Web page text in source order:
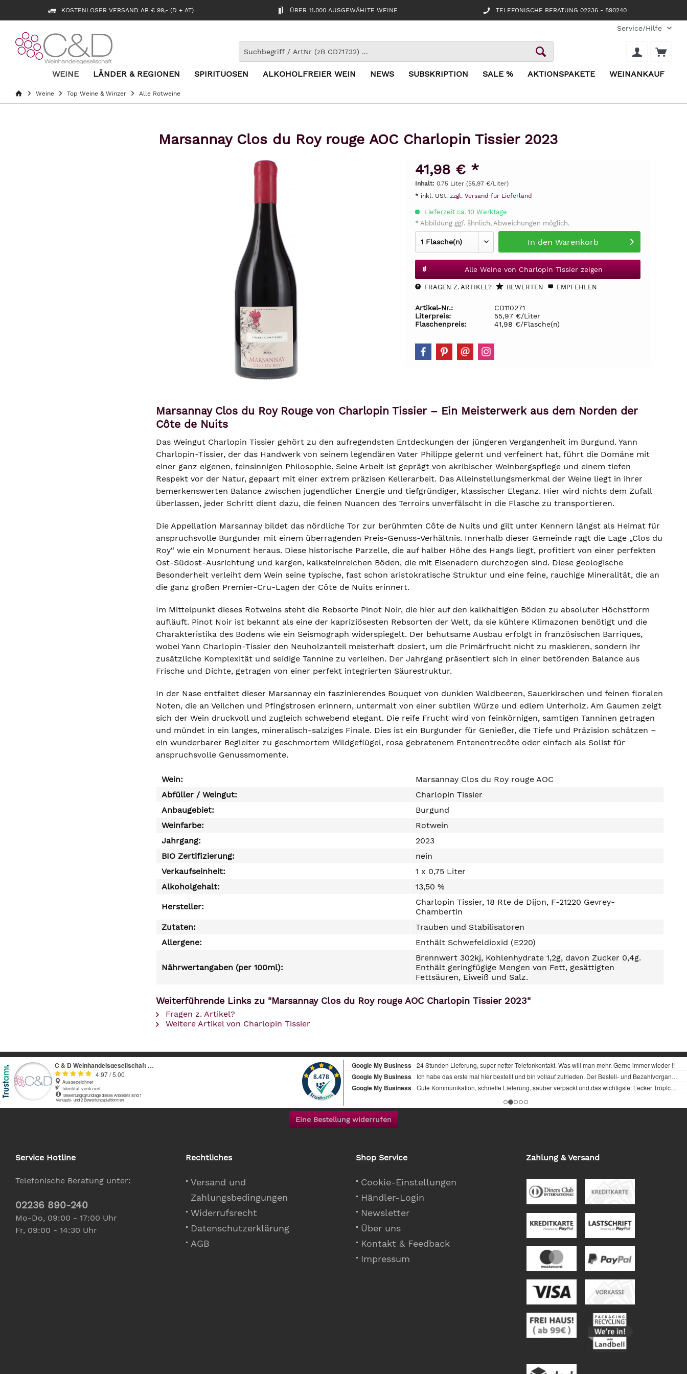
KOSTENLOSER VERSAND AB € 99,- (D + AT) ÜBER 11.000 AUSGEWÄHLTE WEINE TELEFONISCHE BERATUNG 02236 - 890240
Service/Hilfe
WEINE LÄNDER & REGIONEN SPIRITUOSEN ALKOHOLFREIER WEIN NEWS SUBSKRIPTION SALE % AKTIONSPAKETE WEINANKAUF
Weine Top Weine & Winzer Alle Rotweine
Marsannay Clos du Roy rouge AOC Charlopin Tissier 2023
41,98 € *
Inhalt: 0.75 Liter (55,97 €/Liter)
* inkl. USt. zzgl. Versand für Lieferland
Lieferzeit ca. 10 Werktage
* Abbildung ggf. ähnlich, Abweichungen möglich.
In den Warenkorb
Alle Weine von Charlopin Tissier zeigen
FRAGEN Z. ARTIKEL? BEWERTEN EMPFEHLEN
Artikel-Nr.:
CD110271
Literpreis:
55,97 €/Liter
Flaschenpreis:
41,98 €/Flasche(n)
Marsannay Clos du Roy Rouge von Charlopin Tissier – Ein Meisterwerk aus dem Norden der
Côte de Nuits
Das Weingut Charlopin Tissier gehört zu den aufregendsten Entdeckungen der jüngeren Vergangenheit im Burgund. Yann
Charlopin-Tissier, der das Handwerk von seinem legendären Vater Philippe gelernt und verfeinert hat, führt die Domäne mit
einer ganz eigenen, feinsinnigen Philosophie. Seine Arbeit ist geprägt von akribischer Weinbergspflege und einem tiefen
Respekt vor der Natur, gepaart mit einer extrem präzisen Kellerarbeit. Das Alleinstellungsmerkmal der Weine liegt in ihrer
bemerkenswerten Balance zwischen jugendlicher Energie und tiefgründiger, klassischer Eleganz. Hier wird nichts dem Zufall
überlassen, jeder Schritt dient dazu, die feinen Nuancen des Terroirs unverfälscht in die Flasche zu transportieren.
Die Appellation Marsannay bildet das nördliche Tor zur berühmten Côte de Nuits und gilt unter Kennern längst als Heimat für
anspruchsvolle Burgunder mit einem überragenden Preis-Genuss-Verhältnis. Innerhalb dieser Gemeinde ragt die Lage „Clos du
Roy“ wie ein Monument heraus. Diese historische Parzelle, die auf halber Höhe des Hangs liegt, profitiert von einer perfekten
Ost-Südost-Ausrichtung und kargen, kalksteinreichen Böden, die mit Eisenadern durchzogen sind. Diese geologische
Besonderheit verleiht dem Wein seine typische, fast schon aristokratische Struktur und eine feine, rauchige Mineralität, die an
die ganz großen Premier-Cru-Lagen der Côte de Nuits erinnert.
Im Mittelpunkt dieses Rotweins steht die Rebsorte Pinot Noir, die hier auf den kalkhaltigen Böden zu absoluter Höchstform
aufläuft. Pinot Noir ist bekannt als eine der kapriziösesten Rebsorten der Welt, da sie kühlere Klimazonen benötigt und die
Charakteristika des Bodens wie ein Seismograph widerspiegelt. Der behutsame Ausbau erfolgt in französischen Barriques,
wobei Yann Charlopin-Tissier den Neuholzanteil meisterhaft dosiert, um die Primärfrucht nicht zu maskieren, sondern ihr
zusätzliche Komplexität und seidige Tannine zu verleihen. Der Jahrgang präsentiert sich in einer betörenden Balance aus
Frische und Dichte, getragen von einer perfekt integrierten Säurestruktur.
In der Nase entfaltet dieser Marsannay ein faszinierendes Bouquet von dunklen Waldbeeren, Sauerkirschen und feinen floralen
Noten, die an Veilchen und Pfingstrosen erinnern, untermalt von einer subtilen Würze und edlem Unterholz. Am Gaumen zeigt
sich der Wein druckvoll und zugleich schwebend elegant. Die reife Frucht wird von feinkörnigen, samtigen Tanninen getragen
und mündet in ein langes, mineralisch-salziges Finale. Dies ist ein Burgunder für Genießer, die Tiefe und Präzision schätzen –
ein wunderbarer Begleiter zu geschmortem Wildgeflügel, rosa gebratenem Entenentrecôte oder einfach als Solist für
anspruchsvolle Genussmomente.
Wein:
Marsannay Clos du Roy rouge AOC
Abfüller / Weingut:
Charlopin Tissier
Anbaugebiet:
Burgund
Weinfarbe:
Rotwein
Jahrgang:
2023
BIO Zertifizierung:
nein
Verkaufseinheit:
1 x 0,75 Liter
Alkoholgehalt:
13,50 %
Hersteller:
Charlopin Tissier, 18 Rte de Dijon, F-21220 Gevrey-
Chambertin
Zutaten:
Trauben und Stabilisatoren
Allergene:
Enthält Schwefeldioxid (E220)
Nährwertangaben (per 100ml):
Brennwert 302kj, Kohlenhydrate 1,2g, davon Zucker 0,4g.
Enthält geringfügige Mengen von Fett, gesättigten
Fettsäuren, Eiweiß und Salz.
Weiterführende Links zu "Marsannay Clos du Roy rouge AOC Charlopin Tissier 2023"
Fragen z. Artikel?
Weitere Artikel von Charlopin Tissier
Eine Bestellung widerrufen
Service Hotline
Telefonische Beratung unter:
02236 890-240
Mo-Do, 09:00 - 17:00 Uhr
Fr, 09:00 - 14:30 Uhr
Rechtliches
Versand und
Zahlungsbedingungen
Widerrufsrecht
Datenschutzerklärung
AGB
Shop Service
Cookie-Einstellungen
Händler-Login
Newsletter
Über uns
Kontakt & Feedback
Impressum
Zahlung & Versand